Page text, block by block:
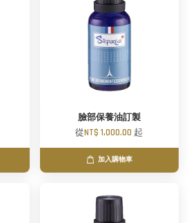
臉部保養油訂製
從NT$ 1,000.00 起
加入購物車